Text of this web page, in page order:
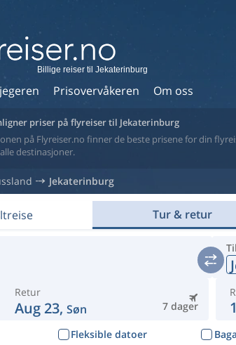
Prisovervåkeren Om oss
Billige reiser til Jekaterinburg
priser på flyreiser til Jekaterinburg
på Flyreiser.no finner de beste prisene for din
destinasjoner.
Jekaterinburg
Tur & retur
Til
7 dager
Retur
Aug 23, Søn 1
Fleksible datoer